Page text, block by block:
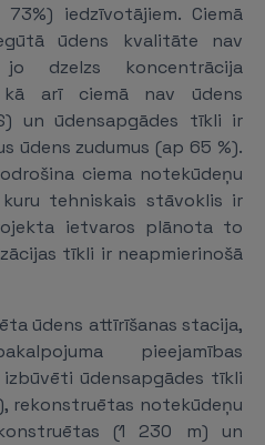
iedzīvotājiem. Ciemā
ūdens kvalitāte nav
dzelzs koncentrācija
kā arī ciemā nav ūdens
un ūdensapgādes tīkli ir
ūdens zudumus (ap 65 %).
ciema notekūdeņu
kuru tehniskais stāvoklis ir
ietvaros plānota to
tīkli ir neapmierinošā
ūdens attīrīšanas stacija,
pieejamības
ūdensapgādes tīkli
rekonstruētas notekūdeņu
(1 230 m) un